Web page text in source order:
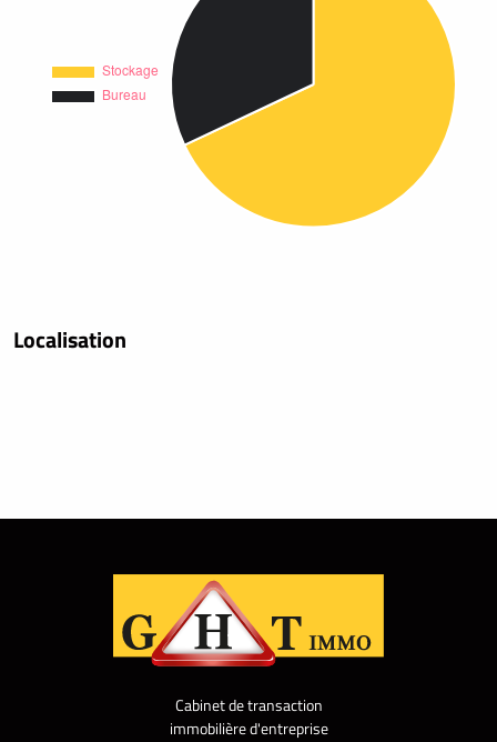
Localisation
Cabinet de transaction
immobilière d'entreprise